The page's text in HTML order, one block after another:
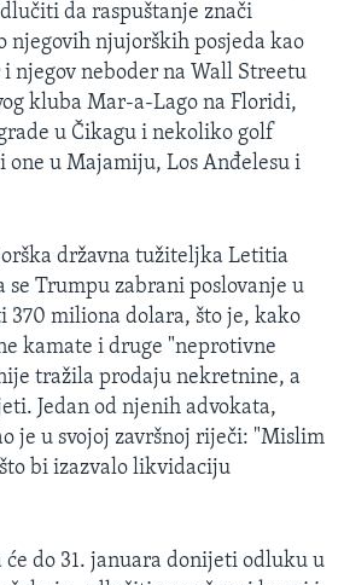
da raspuštanje znači
njegovih njujorških posjeda kao
njegov neboder na Wall Streetu
kluba Mar-a-Lago na Floridi,
u Čikagu i nekoliko golf
u Majamiju, Los Anđelesu i
državna tužiteljka Letitia
se Trumpu zabrani poslovanje u
370 miliona dolara, što je, kako
kamate i druge "neprotivne
tražila prodaju nekretnine, a
Jedan od njenih advokata,
je u svojoj završnoj riječi: "Mislim
bi izazvalo likvidaciju
će do 31. januara donijeti odluku u